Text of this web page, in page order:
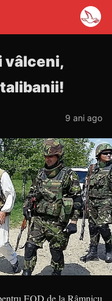
vâlceni,
9 ani ago
EOD de la Râmnicu